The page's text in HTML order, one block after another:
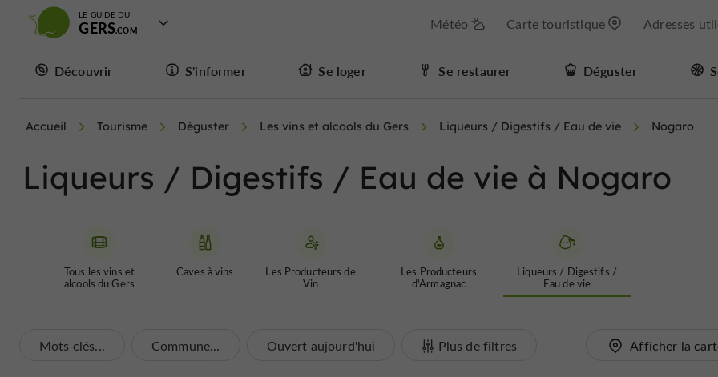
LE GUIDE DU
GERS Météo Carte touristique Adresses
Découvrir S'informer Se loger Se restaurer Déguster
Accueil Tourisme Déguster Les vins et alcools du Gers Liqueurs / Digestifs / Eau de vie Nogaro
Liqueurs / Digestifs / Eau de vie à Nogaro
Tous les vins et
alcools du Gers
Caves à vins
Les Producteurs de
Vin
Les Producteurs
d'Armagnac
Liqueurs / Digestifs /
Eau de vie
Mots clés... Commune... Ouvert aujourd'hui Plus de filtres Afficher la